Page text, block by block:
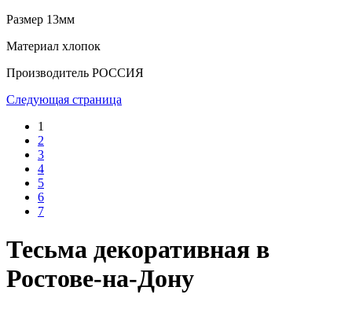
Размер 13мм
Материал хлопок
Производитель РОССИЯ
Следующая страница
1
2
3
4
5
6
7
Тесьма декоративная в
Ростове-на-Дону